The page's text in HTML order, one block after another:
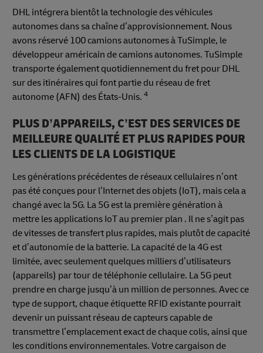
DHL intégrera bientôt la technologie des véhicules
autonomes dans sa chaîne d’approvisionnement. Nous
avons réservé 100 camions autonomes à TuSimple, le
développeur américain de camions autonomes. TuSimple
transporte également quotidiennement du fret pour DHL
sur des itinéraires qui font partie du réseau de fret
autonome (AFN) des États-Unis. 4
PLUS D’APPAREILS, C’EST DES SERVICES DE
MEILLEURE QUALITÉ ET PLUS RAPIDES POUR
LES CLIENTS DE LA LOGISTIQUE
Les générations précédentes de réseaux cellulaires n’ont
pas été conçues pour l’Internet des objets (IoT), mais cela a
changé avec la 5G. La 5G est la première génération à
mettre les applications IoT au premier plan . Il ne s’agit pas
de vitesses de transfert plus rapides, mais plutôt de capacité
et d’autonomie de la batterie. La capacité de la 4G est
limitée, avec seulement quelques milliers d’utilisateurs
(appareils) par tour de téléphonie cellulaire. La 5G peut
prendre en charge jusqu’à un million de personnes. Avec ce
type de support, chaque étiquette RFID existante pourrait
devenir un puissant réseau de capteurs capable de
transmettre l’emplacement exact de chaque colis, ainsi que
les conditions environnementales. Votre cargaison de